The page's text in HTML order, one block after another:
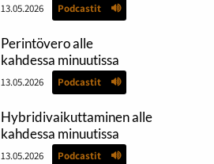
13.05.2026 Podcastit
Perintövero alle
kahdessa minuutissa
13.05.2026 Podcastit
Hybridivaikuttaminen alle
kahdessa minuutissa
13.05.2026 Podcastit